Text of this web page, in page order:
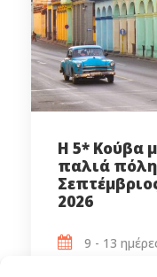
Η 5* Κούβα
παλιά
2026
9 - 13
Ομαδική